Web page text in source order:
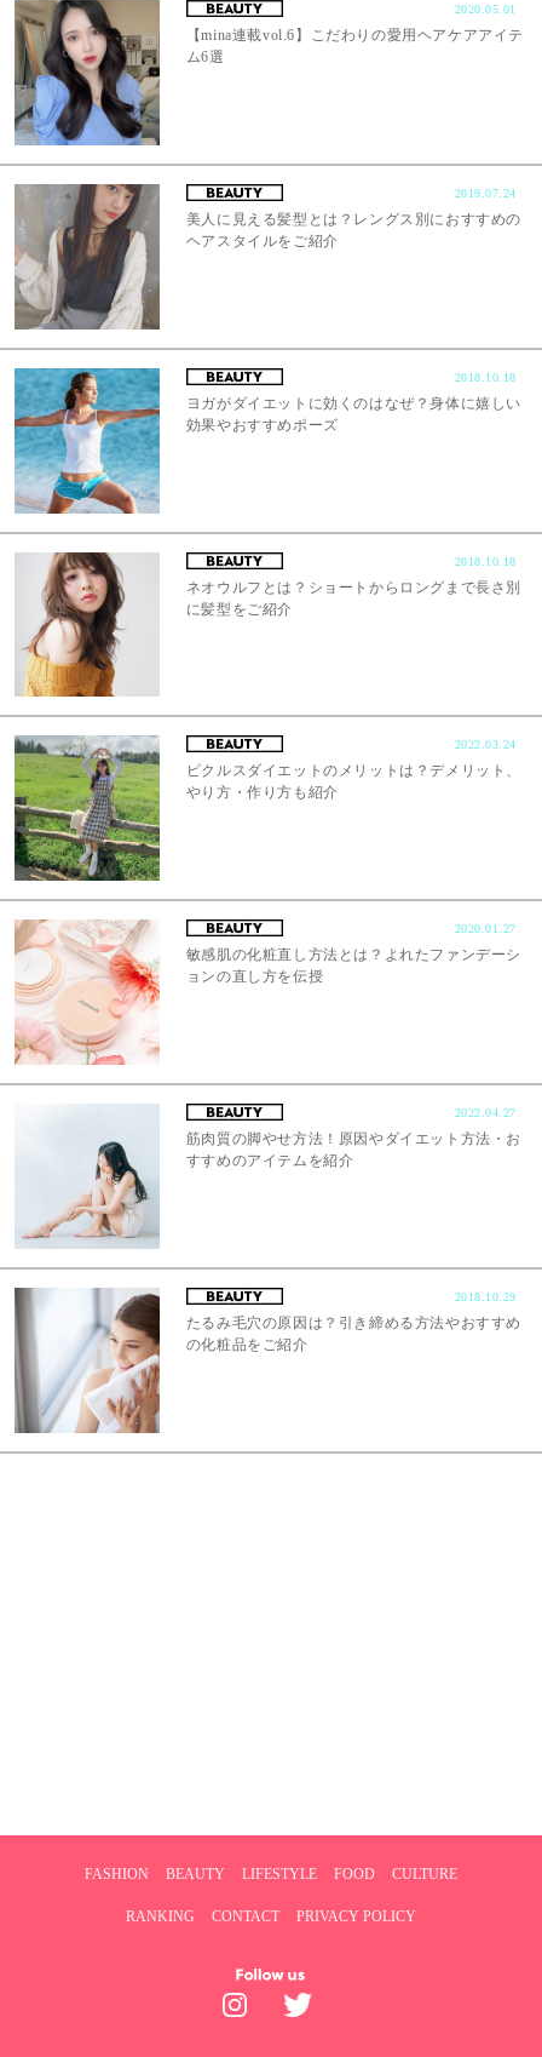
2020.05.01
【mina連載vol.6】こだわりの愛用ヘアケアアイテ
ム6選
2019.07.24
美人に見える髪型とは？レングス別におすすめの
ヘアスタイルをご紹介
2018.10.18
ヨガがダイエットに効くのはなぜ？身体に嬉しい
効果やおすすめポーズ
2018.10.18
ネオウルフとは？ショートからロングまで長さ別
に髪型をご紹介
2022.03.24
ピクルスダイエットのメリットは？デメリット、
やり方・作り方も紹介
2020.01.27
敏感肌の化粧直し方法とは？よれたファンデーシ
ョンの直し方を伝授
2022.04.27
筋肉質の脚やせ方法！原因やダイエット方法・お
すすめのアイテムを紹介
2018.10.29
たるみ毛穴の原因は？引き締める方法やおすすめ
の化粧品をご紹介
FASHION BEAUTY LIFESTYLE FOOD CULTURE
RANKING CONTACT PRIVACY POLICY